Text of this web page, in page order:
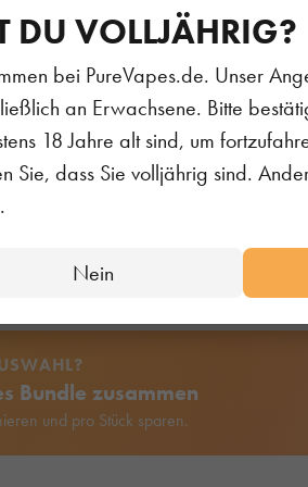
DU VOLLJÄHRIG?
bei PureVapes.de. Unser
an Erwachsene. Bitte
18 Jahre alt sind, um
Sie, dass Sie volljährig sind.
Nein
Pflanzenglycerin, Aromastoffe
stehen für ein großartiges
holst Du Dir die beliebten
System. Vorbefüllt mit 2.0 ml
des integrierten Mesh
Bundle zusammen
und pro Stück sparen.